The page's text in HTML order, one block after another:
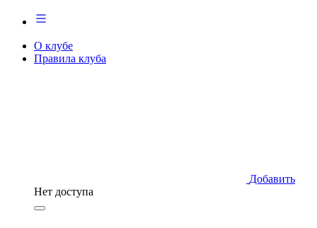
О клубе
Правила клуба
Добавить
Нет доступа